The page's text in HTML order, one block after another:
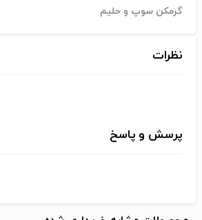
گرمکن سوپ و حلیم
نظرات
پرسش و پاسخ